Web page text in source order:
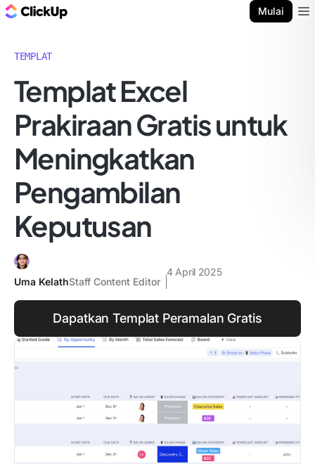
Mulai
TEMPLAT
Templat Excel
Prakiraan Gratis untuk
Meningkatkan
Pengambilan
Keputusan
Uma KelathStaff Content Editor
4 April 2025
Dapatkan Templat Peramalan Gratis